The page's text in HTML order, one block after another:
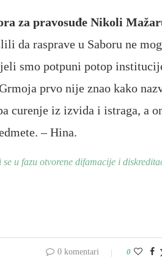
za pravosuđe Nikoli
da rasprave u Saboru ne
smo potpuni potop
prvo nije znao kako
curenje iz izvida i istraga, a
– Hina.
u fazu otvorene difamacije i
0 komentari 0